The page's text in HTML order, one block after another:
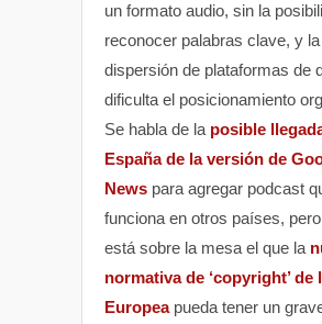
un formato audio, sin la
reconocer palabras clave, y la
dispersión de plataformas de
dificulta el posicionamiento
Se habla de la posible
España de la versión de
News para agregar podcast
funciona en otros países,
está sobre la mesa el que la
normativa de ‘copyright’ de
Europeapueda tener un